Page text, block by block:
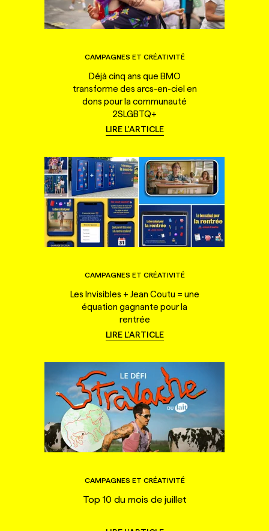
CAMPAGNES ET CRÉATIVITÉ
Déjà cinq ans que BMO
transforme des arcs-en-ciel en
dons pour la communauté
2SLGBTQ+
LIRE L'ARTICLE
CAMPAGNES ET CRÉATIVITÉ
Les Invisibles + Jean Coutu = une
équation gagnante pour la
rentrée
LIRE L'ARTICLE
CAMPAGNES ET CRÉATIVITÉ
Top 10 du mois de juillet